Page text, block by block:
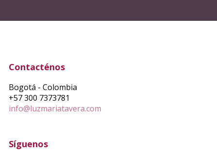
Contacténos
Bogotá - Colombia
+57 300 7373781
info@luzmariatavera.com
Síguenos